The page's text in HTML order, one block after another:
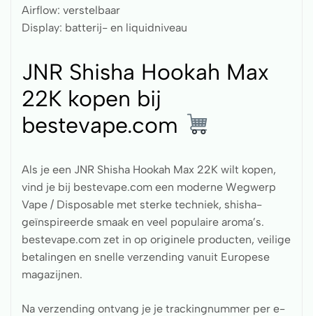
Airflow: verstelbaar
Display: batterij- en liquidniveau
JNR Shisha Hookah Max
22K kopen bij
bestevape.com
Als je een JNR Shisha Hookah Max 22K wilt kopen,
vind je bij bestevape.com een moderne Wegwerp
Vape / Disposable met sterke techniek, shisha-
geïnspireerde smaak en veel populaire aroma’s.
bestevape.com zet in op originele producten, veilige
betalingen en snelle verzending vanuit Europese
magazijnen.
Na verzending ontvang je je trackingnummer per e-